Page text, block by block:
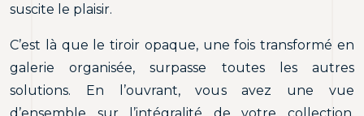
suscite le plaisir.
C’est là que le tiroir opaque, une fois transformé en
galerie organisée, surpasse toutes les autres
solutions. En l’ouvrant, vous avez une vue